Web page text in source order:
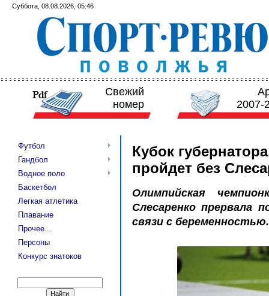
Суббота, 08.08.2026, 05:46
Свежий
номер
2007-
Футбол
Гандбол
Водное поло
Баскетбол
Легкая атлетика
Плавание
Прочее...
Персоны
Конкурс знатоков
Кубок
пройдет без
Олимпийская
Слесаренко прервала
связи с беременностью.